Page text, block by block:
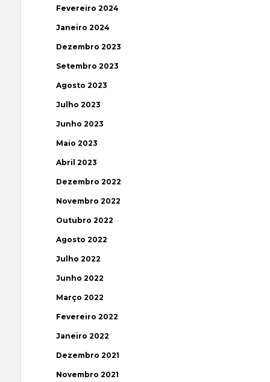
Fevereiro 2024
Janeiro 2024
Dezembro 2023
Setembro 2023
Agosto 2023
Julho 2023
Junho 2023
Maio 2023
Abril 2023
Dezembro 2022
Novembro 2022
Outubro 2022
Agosto 2022
Julho 2022
Junho 2022
Março 2022
Fevereiro 2022
Janeiro 2022
Dezembro 2021
Novembro 2021